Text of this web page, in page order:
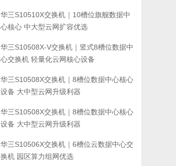
华三S10510X交换机｜10槽位旗舰数据中
心核心 中大型云网扩容优选
华三S10508X-V交换机｜竖式8槽位数据中
心交换机 轻量化云网核心设备
华三S10508X交换机｜8槽位数据中心核心
设备 大中型云网升级利器
华三S10508X交换机｜8槽位数据中心核心
设备 大中型云网升级利器
华三S10506X交换机｜6槽位云数据中心交
换机 园区算力组网优选